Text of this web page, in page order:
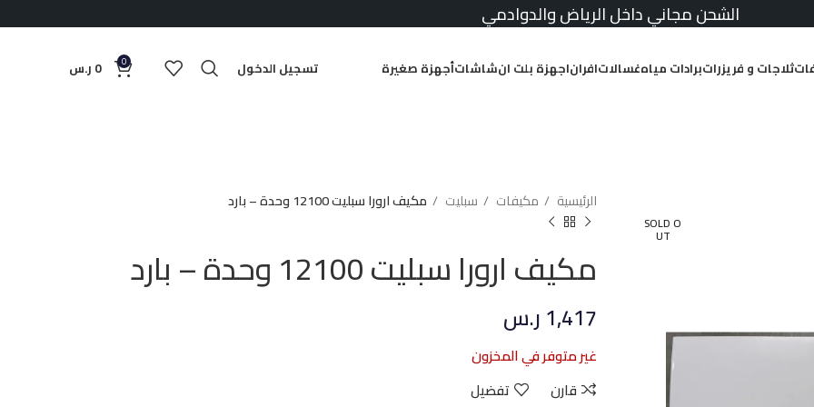
الشحن مجاني داخل الرياض والدوادمي
ثلاجات و فريزراتبرادات مياهغسالاتافراناجهزة بلت انشاشاتأجهزة صغيرة تسجيل الدخول 0
0 ر.س
SOLD O
UT
الرئيسية مكيفات سبليت مكيف ارورا سبليت 12100 وحدة – بارد
مكيف ارورا سبليت 12100 وحدة – بارد
1,417ر.س
غير متوفر في المخزون
قارن
تفضيل